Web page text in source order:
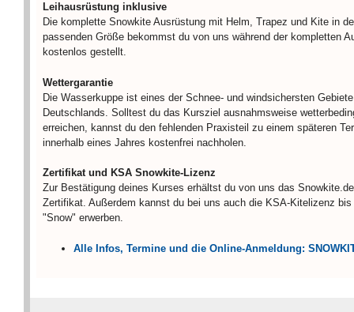
Leihausrüstung inklusive
Die komplette Snowkite Ausrüstung mit Helm, Trapez und Kite in
passenden Größe bekommst du von uns während der kompletten
kostenlos gestellt.
Wettergarantie
Die Wasserkuppe ist eines der Schnee- und windsichersten Gebiete
Deutschlands. Solltest du das Kursziel ausnahmsweise
erreichen, kannst du den fehlenden Praxisteil zu einem späteren
innerhalb eines Jahres kostenfrei nachholen.
Zertifikat und KSA Snowkite-Lizenz
Zur Bestätigung deines Kurses erhältst du von uns das
Zertifikat. Außerdem kannst du bei uns auch die KSA-Kitelizenz
"Snow" erwerben.
Alle Infos, Termine und die Online-Anmeldung: